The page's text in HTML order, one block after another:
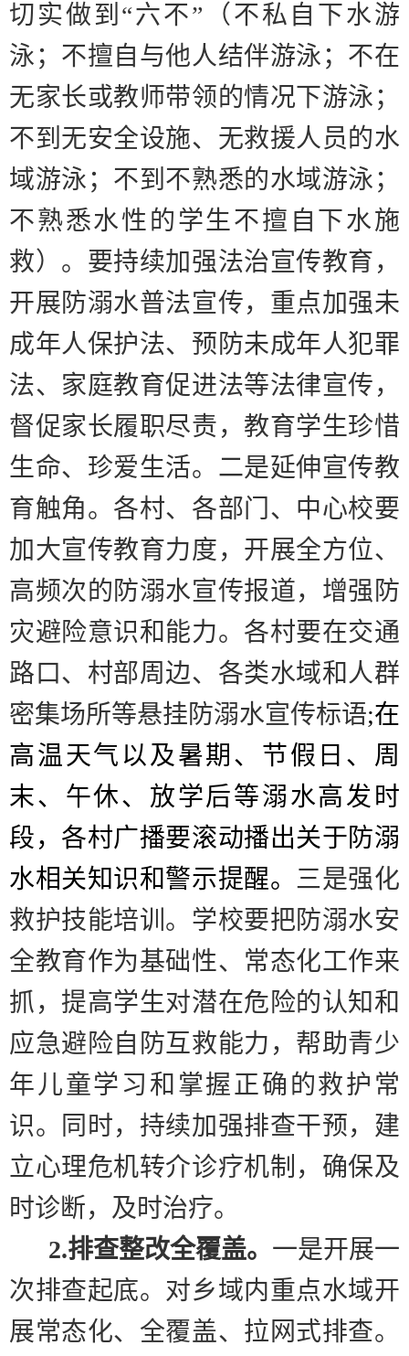
切实做到 “六不” （不私自下水游
泳；不擅自与他人结伴游泳；不在
无家长或教师带领的情况下游泳；
不到无安全设施、无救援人员的水
域游泳；不到不熟悉的水域游泳；
不熟悉水性的学生不擅自下水施
救）。要持续加强法治宣传教育，
开展防溺水普法宣传，重点加强未
成年人保护法、预防未成年人犯罪
法、家庭教育促进法等法律宣传，
督促家长履职尽责，教育学生珍惜
生命、珍爱生活。 二是延伸宣传教
育触角。 各村、各部门、中心校要
加大宣传教育力度，开展全方位、
高频次的防溺水宣传报道，增强防
灾避险意识和能力。各村要在交通
路口、村部周边、各类水域和人群
密集场所等悬挂防溺水宣传标语;在
高温天气以及暑期、节假日、周
末、午休、放学后等溺水高发时
段，各村广播要滚动播出关于防溺
水相关知识和警示提醒。 三是强化
救护技能培训。 学校要把防溺水安
全教育作为基础性、常态化工作来
抓，提高学生对潜在危险的认知和
应急避险自防互救能力，帮助青少
年儿童学习和掌握正确的救护常
识。同时，持续加强排查干预，建
立心理危机转介诊疗机制，确保及
时诊断，及时治疗。
2.排查整改全覆盖。 一是开展一
次排查起底。 对乡域内重点水域开
展常态化、全覆盖、拉网式排查。